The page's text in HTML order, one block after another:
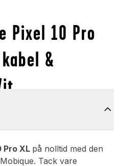
Pixel 10 Pro
&
Pro XL på nolltid med den
Tack vare